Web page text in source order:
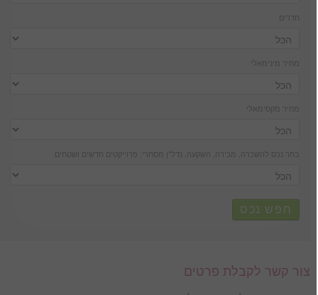
חדרים
מחיר מינימאלי
מחיר מקסימאלי
בחר נכס להשכרה, מכירה, השקעה, נדל''ן מסחרי, פרוייקטים חדשים ושטחים
חפש נכס
צור קשר לקבלת פרטים